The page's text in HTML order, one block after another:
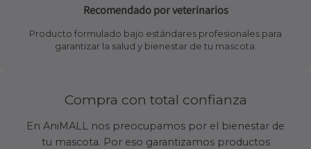
Recomendado por veterinarios
Producto formulado bajo estándares profesionales para
garantizar la salud y bienestar de tu mascota.
Compra con total confianza
En AniMALL nos preocupamos por el bienestar de
tu mascota. Por eso garantizamos productos